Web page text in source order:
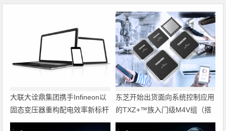
大联大诠鼎集团携手Infineon以
固态变压器重构配电效率新标杆
东芝开始出货面向系统控制应用
的TXZ+™族入门级M4V组（搭
载Arm Cortex‑M4内核的标准微